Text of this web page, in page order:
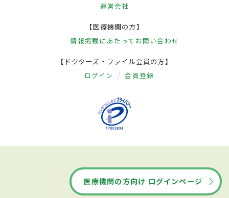
運営会社
【医療機関の方】
情報掲載にあたって お問い合わせ
【ドクターズ・ファイル会員の方】
ログイン 会員登録
医療機関の方向け ログインページ